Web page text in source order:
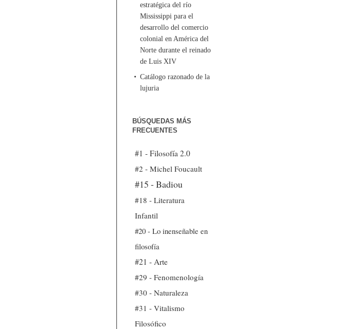
estratégica del río
Mississippi para el
desarrollo del comercio
colonial en América del
Norte durante el reinado
de Luis XIV
Catálogo razonado de la
lujuria
BÚSQUEDAS MÁS
FRECUENTES
#1 - Filosofía 2.0
#2 - Michel Foucault
#15 - Badiou
#18 - Literatura
Infantil
#20 - Lo inenseñable en
filosofía
#21 - Arte
#29 - Fenomenología
#30 - Naturaleza
#31 - Vitalismo
Filosófico